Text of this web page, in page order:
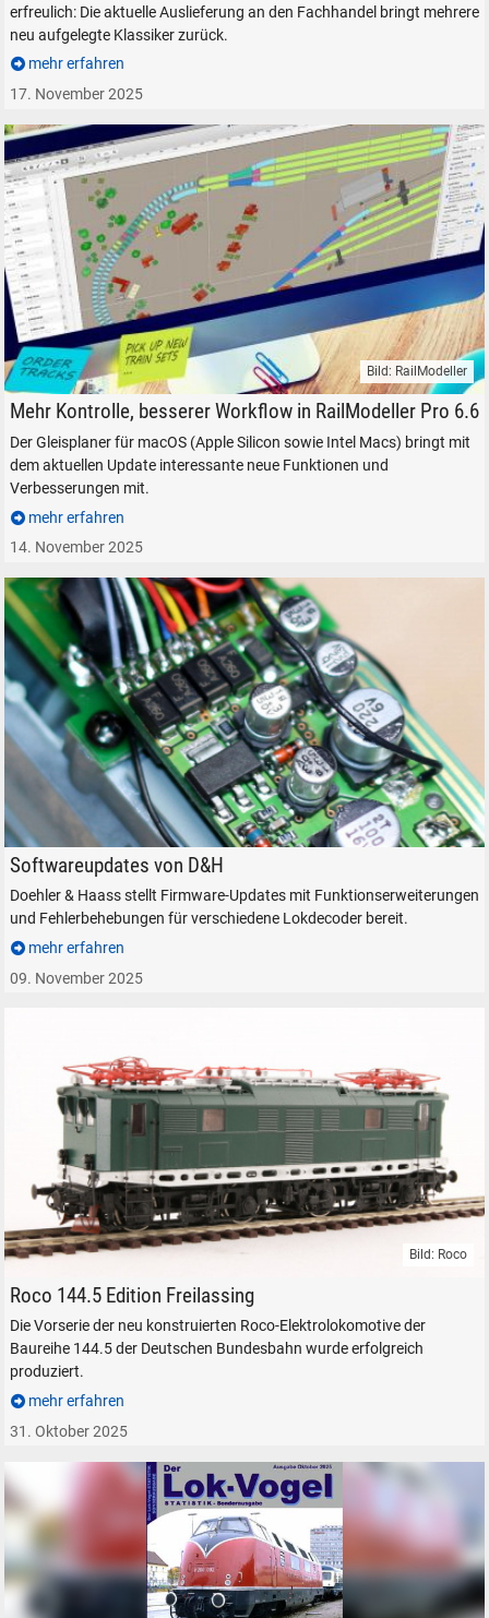
erfreulich: Die aktuelle Auslieferung an den Fachhandel bringt mehrere
neu aufgelegte Klassiker zurück.
mehr erfahren
17. November 2025
RailModeller Pro Gleisplaner macOS Intel Apple Silicon
Bild: RailModeller
Mehr Kontrolle, besserer Workflow in RailModeller Pro 6.6
Der Gleisplaner für macOS (Apple Silicon sowie Intel Macs) bringt mit
dem aktuellen Update interessante neue Funktionen und
Verbesserungen mit.
mehr erfahren
14. November 2025
Modelleisenbahn Elektronik Doehler & Haass Decoder Software Update
Softwareupdates von D&H
Doehler & Haass stellt Firmware-Updates mit Funktionserweiterungen
und Fehlerbehebungen für verschiedene Lokdecoder bereit.
mehr erfahren
09. November 2025
Roco Modelleisenbahn H0 1:87 Elektrolokomotive DB 144.5
Bild: Roco
Roco 144.5 Edition Freilassing
Die Vorserie der neu konstruierten Roco-Elektrolokomotive der
Baureihe 144.5 der Deutschen Bundesbahn wurde erfolgreich
produziert.
mehr erfahren
31. Oktober 2025